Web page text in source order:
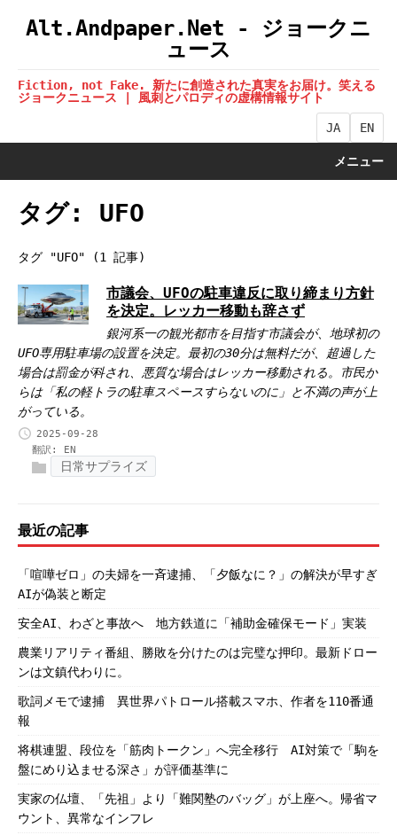
Alt.Andpaper.Net - ジョークニ
ュース
Fiction, not Fake. 新たに創造された真実をお届け。笑える
ジョークニュース | 風刺とパロディの虚構情報サイト
JA EN
メニュー
タグ: UFO
タグ "UFO" (1 記事)
市議会、UFOの駐車違反に取り締まり方針
を決定。レッカー移動も辞さず
銀河系一の観光都市を目指す市議会が、地球初の
UFO専用駐車場の設置を決定。最初の30分は無料だが、超過した
場合は罰金が科され、悪質な場合はレッカー移動される。市民か
らは「私の軽トラの駐車スペースすらないのに」と不満の声が上
がっている。
2025-09-28
翻訳: EN
日常サプライズ
最近の記事
「喧嘩ゼロ」の夫婦を一斉逮捕、「夕飯なに？」の解決が早すぎ
AIが偽装と断定
安全AI、わざと事故へ 地方鉄道に「補助金確保モード」実装
農業リアリティ番組、勝敗を分けたのは完璧な押印。最新ドロー
ンは文鎮代わりに。
歌詞メモで逮捕 異世界パトロール搭載スマホ、作者を110番通
報
将棋連盟、段位を「筋肉トークン」へ完全移行 AI対策で「駒を
盤にめり込ませる深さ」が評価基準に
実家の仏壇、「先祖」より「難関塾のバッグ」が上座へ。帰省マ
ウント、異常なインフレ